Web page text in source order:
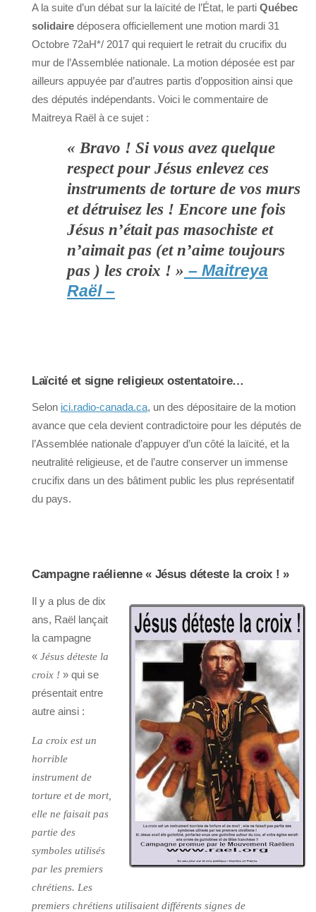
A la suite d’un débat sur la laïcité de l’État, le parti Québec
solidaire déposera officiellement une motion mardi 31
Octobre 72aH*/ 2017 qui requiert le retrait du crucifix du
mur de l’Assemblée nationale. La motion déposée est par
ailleurs appuyée par d’autres partis d’opposition ainsi que
des députés indépendants. Voici le commentaire de
Maitreya Raël à ce sujet :
« Bravo ! Si vous avez quelque
respect pour Jésus enlevez ces
instruments de torture de vos murs
et détruisez les ! Encore une fois
Jésus n’était pas masochiste et
n’aimait pas (et n’aime toujours
pas ) les croix ! » – Maitreya
Raël –
Laïcité et signe religieux ostentatoire…
Selon ici.radio-canada.ca, un des dépositaire de la motion
avance que cela devient contradictoire pour les députés de
l’Assemblée nationale d’appuyer d’un côté la laïcité, et la
neutralité religieuse, et de l’autre conserver un immense
crucifix dans un des bâtiment public les plus représentatif
du pays.
Campagne raélienne « Jésus déteste la croix ! »
Il y a plus de dix
ans, Raël lançait
la campagne
« Jésus déteste la
croix ! » qui se
présentait entre
autre ainsi :
La croix est un
horrible
instrument de
torture et de mort,
elle ne faisait pas
partie des
symboles utilisés
par les premiers
chrétiens. Les
premiers chrétiens utilisaient différents signes de